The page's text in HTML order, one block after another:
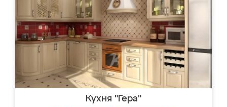
Кухня "Гера"